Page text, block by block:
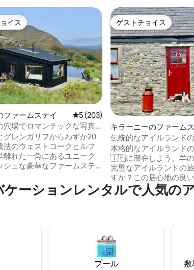
つ星の平均評価
トチョイスです。
イス
ファームステイ レビュー203件、5つ星中5つ星の
5 (203)
穴場でロマンチックな写真
グレンガリフからわずか20
法のウェストコークヒルフ
離れた一角にあるユニーク
シュな豪華なファームステ
しょう。私たちは、パノラ
の景色、野生の風景、湖畔
Havenは、自然の静かなリ
た空間で、再びつながり、
息を取ることができるロマ
ァームステイ体験を提供し
ゲストチョイス
ゲストチョイス
キラーニーのファーム
伝統的なアイルランド
本格的なアイルランド
🇮🇪に滞在しよう。羊の
完璧なアイルランドの
すか？この居心地の良
は、象徴的なリング・
ん中に位置しています
冒険した後に暖炉のそ
最適な場所です。 🏡 収容人数6名様 🌄 近
くに素晴らしい景色 🔥
的な雰囲気 📍 リングオ
ーションレンタルで人気の
プール